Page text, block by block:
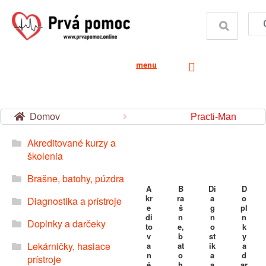
menu
Domov Practi-Man
Akreditované kurzy a
školenia
Brašne, batohy, púzdra
Diagnostika a prístroje
Doplnky a darčeky
Lekárničky, hasiace
prístroje
A
kr
e
di
to
v
a
n
B
ra
š
n
e,
b
at
o
Di
a
g
n
o
st
ik
a
D
o
pl
n
k
y
a
d